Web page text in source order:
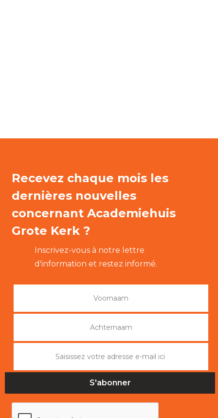
Recevez chaque mois les
dernières nouvelles
concernant Academiehuis
Grote Kerk ?
Inscrivez-vous à notre lettre
d'information et restez informé.